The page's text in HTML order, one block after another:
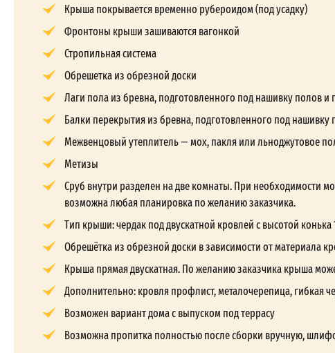
Крыша покрывается временно рубероидом (под усадку)
Фронтоны крыши зашиваются вагонкой
Стропильная система
Обрешетка из обрезной доски
Лаги пола из бревна, подготовленного под нашивку полов
Балки перекрытия из бревна, подготовленного под
Межвенцовый утеплитель — мох, пакля или льноджутовое
Метизы
Сруб внутри разделен на две комнаты. При необходимости
возможна любая планировка по желанию заказчика.
Тип крыши: чердак под двускатной кровлей с высотой конька
Обрешётка из обрезной доски в зависимости от материала
Крыша прямая двускатная. По желанию заказчика крыша
Дополнительно: кровля профлист, металочерепица, гибкая
Возможен вариант дома с выпуском под террасу
Возможна пропитка полностью после сборки вручную,